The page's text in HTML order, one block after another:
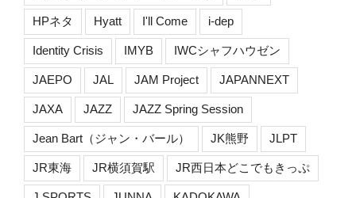
HPネタ Hyatt I'll Come i-dep
Identity Crisis IMYB IWCシャフハウゼン
JAEPO JAL JAM Project JAPANNEXT
JAXA JAZZ JAZZ Spring Session
Jean Bart（ジャン・バール） JK熊野 JLPT
JR東海 JR横須賀駅 JR西日本どこでもきっぷ